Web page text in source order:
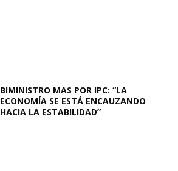
BIMINISTRO MAS POR IPC: “LA
ECONOMÍA SE ESTÁ ENCAUZANDO
HACIA LA ESTABILIDAD”